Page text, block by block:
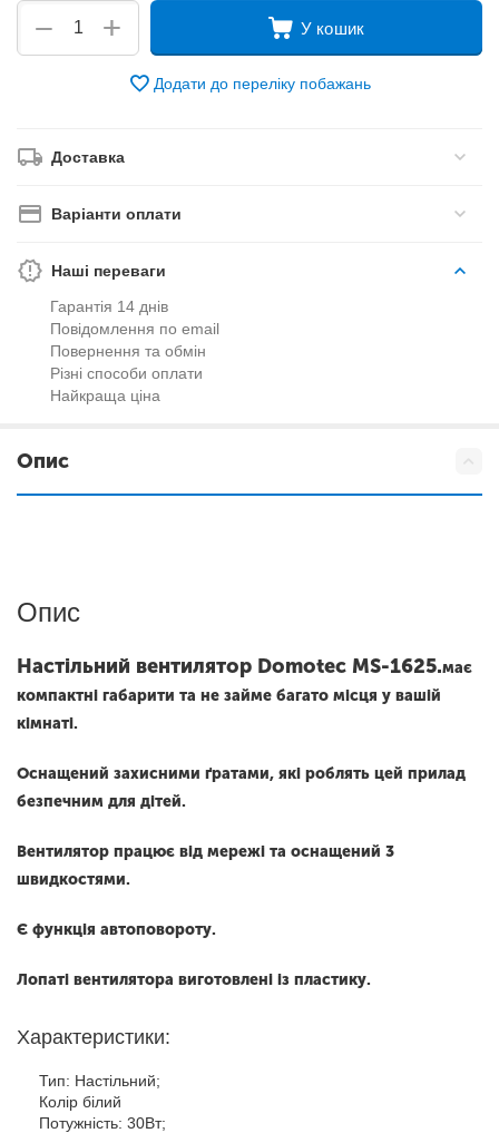
+
− У кошик
Додати до переліку побажань
Доставка
Варіанти оплати
Наші переваги
Гарантія 14 днів
Повідомлення по email
Повернення та обмін
Різні способи оплати
Найкраща ціна
Опис
Опис
Настільний вентилятор Domotec МS-1625.має
компактні габарити та не займе багато місця у вашій
кімнаті.
Оснащений захисними ґратами, які роблять цей прилад
безпечним для дітей.
Вентилятор працює від мережі та оснащений 3
швидкостями.
Є функція автоповороту.
Лопаті вентилятора виготовлені із пластику.
Характеристики:
Тип: Настільний;
Колір білий
Потужність: 30Вт;